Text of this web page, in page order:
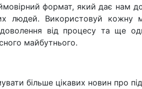
формат, який дає нам
людей. Використовуй кожну
від процесу та ще
майбутнього.
більше цікавих новин про